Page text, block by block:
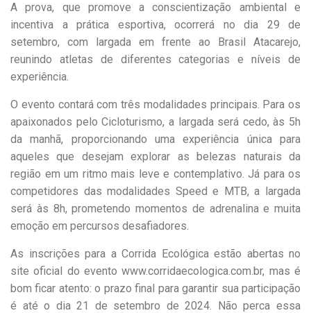
A prova, que promove a conscientização ambiental e
incentiva a prática esportiva, ocorrerá no dia 29 de
setembro, com largada em frente ao Brasil Atacarejo,
reunindo atletas de diferentes categorias e níveis de
experiência.
O evento contará com três modalidades principais. Para os
apaixonados pelo Cicloturismo, a largada será cedo, às 5h
da manhã, proporcionando uma experiência única para
aqueles que desejam explorar as belezas naturais da
região em um ritmo mais leve e contemplativo. Já para os
competidores das modalidades Speed e MTB, a largada
será às 8h, prometendo momentos de adrenalina e muita
emoção em percursos desafiadores.
As inscrições para a Corrida Ecológica estão abertas no
site oficial do evento www.corridaecologica.com.br, mas é
bom ficar atento: o prazo final para garantir sua participação
é até o dia 21 de setembro de 2024. Não perca essa